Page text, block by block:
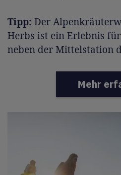
Tipp: Der
Herbs ist ein Erlebnis
neben der Mittelstation
Mehr